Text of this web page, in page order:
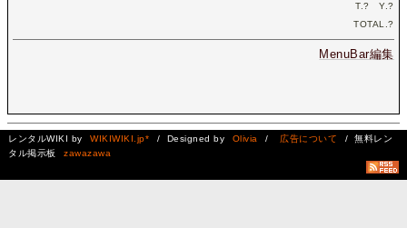
T.? Y.?
TOTAL.?
MenuBar編集
レンタルWIKI by WIKIWIKI.jp* / Designed by Olivia / 広告について
/ 無料レン
タル掲示板
zawazawa